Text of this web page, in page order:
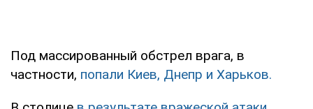
Под массированный обстрел врага, в
частности, попали Киев, Днепр и Харьков.